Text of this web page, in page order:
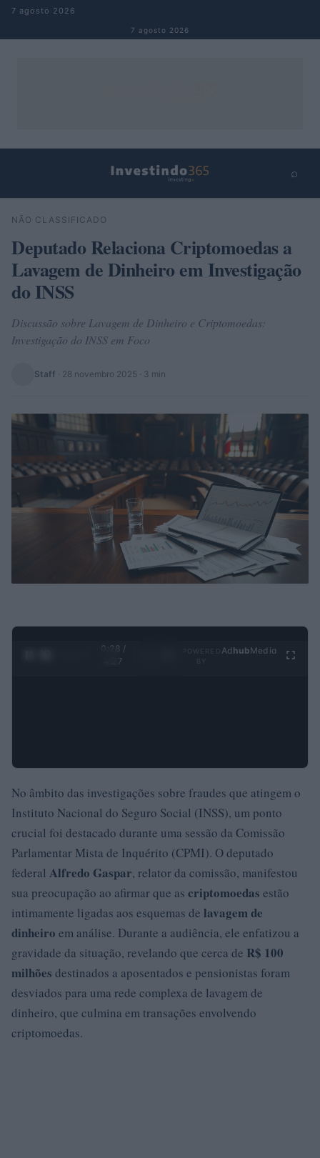
Pular para o conteúdo
7 agosto 2026
7 agosto 2026
⌕
Buscar
NÃO CLASSIFICADO
Deputado Relaciona Criptomoedas a
Lavagem de Dinheiro em Investigação
do INSS
Discussão sobre Lavagem de Dinheiro e Criptomoedas:
Investigação do INSS em Foco
Staff · 28 novembro 2025 · 3 min
0:29 /
4:27
Ad hubMedia
No âmbito das investigações sobre fraudes que atingem o
Instituto Nacional do Seguro Social (INSS), um ponto
crucial foi destacado durante uma sessão da Comissão
Parlamentar Mista de Inquérito (CPMI). O deputado
federal Alfredo Gaspar, relator da comissão, manifestou
sua preocupação ao afirmar que as criptomoedas estão
intimamente ligadas aos esquemas de lavagem de
dinheiro em análise. Durante a audiência, ele enfatizou a
gravidade da situação, revelando que cerca de R$ 100
milhões destinados a aposentados e pensionistas foram
desviados para uma rede complexa de lavagem de
dinheiro, que culmina em transações envolvendo
criptomoedas.